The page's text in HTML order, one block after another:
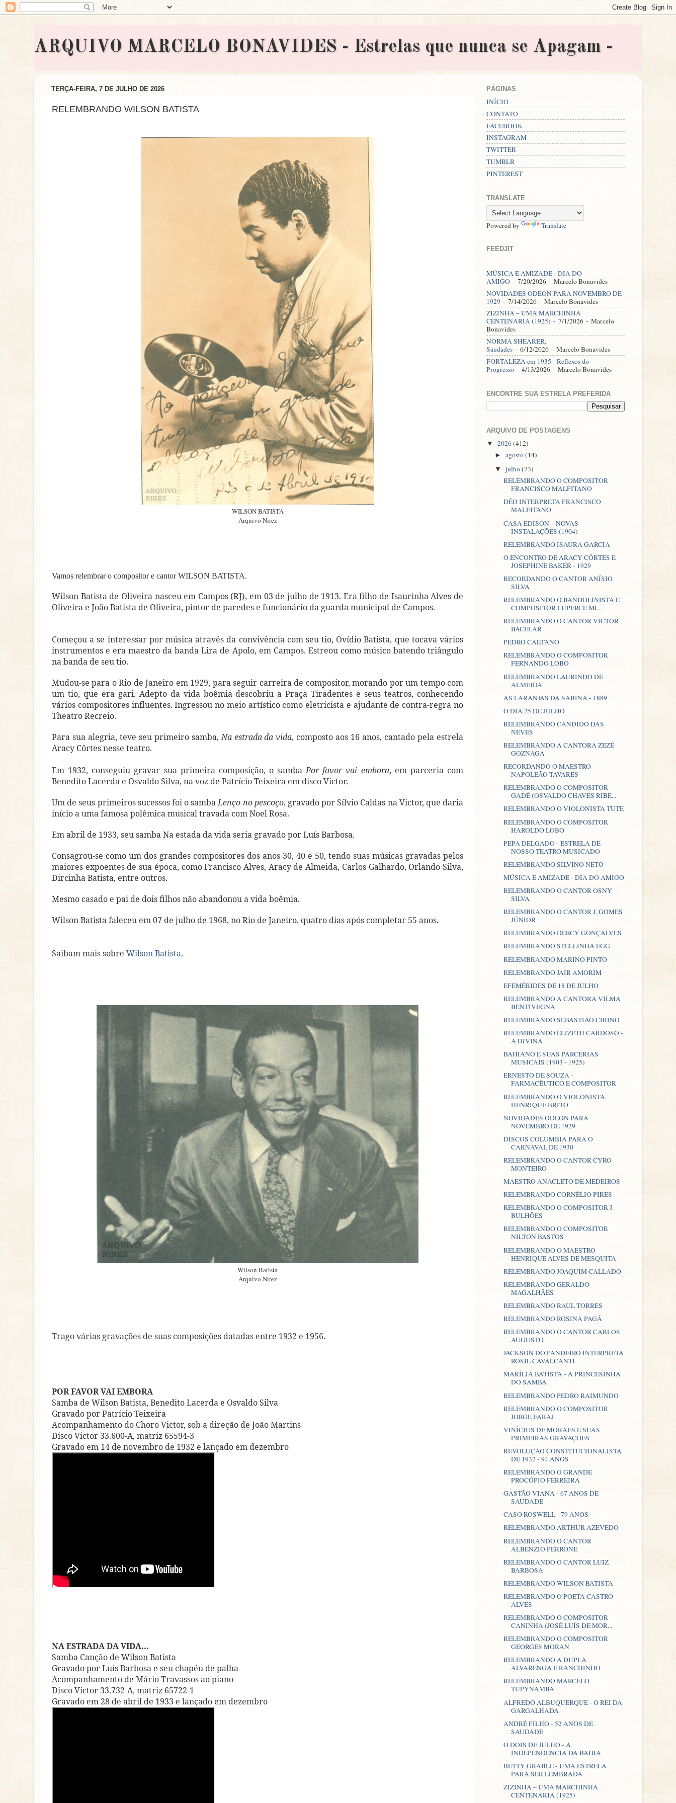
ARQUIVO MARCELO BONAVIDES - Estrelas que nunca se Apagam -
TERÇA-FEIRA, 7 DE JULHO DE 2026
RELEMBRANDO WILSON BATISTA
WILSON BATISTA
Arquivo Nirez
Vamos relembrar o compositor e cantor WILSON BATISTA.
Wilson Batista de Oliveira nasceu em Campos (RJ), em 03 de julho de 1913. Era filho de Isaurinha Alves de
Oliveira e João Batista de Oliveira, pintor de paredes e funcionário da guarda municipal de Campos.
Começou a se interessar por música através da convivência com seu tio, Ovídio Batista, que tocava vários
instrumentos e era maestro da banda Lira de Apolo, em Campos. Estreou como músico batendo triângulo
na banda de seu tio.
Mudou-se para o Rio de Janeiro em 1929, para seguir carreira de compositor, morando por um tempo com
um tio, que era gari. Adepto da vida boêmia descobriu a Praça Tiradentes e seus teatros, conhecendo
vários compositores influentes. Ingressou no meio artístico como eletricista e ajudante de contra-regra no
Theatro Recreio.
Para sua alegria, teve seu primeiro samba,Na estrada da vida, composto aos 16 anos, cantado pela estrela
Aracy Côrtes nesse teatro.
Em 1932, conseguiu gravar sua primeira composição, o sambaPor favor vai embora, em parceria com
Benedito Lacerda e Osvaldo Silva, na voz de Patrício Teixeira em disco Victor.
Um de seus primeiros sucessos foi o sambaLenço no pescoço, gravado por Sílvio Caldas na Victor, que daria
início a uma famosa polêmica musical travada com Noel Rosa.
Em abril de 1933, seu samba Na estada da vida seria gravado por Luís Barbosa.
Consagrou-se como um dos grandes compositores dos anos 30, 40 e 50, tendo suas músicas gravadas pelos
maiores expoentes de sua época, como Francisco Alves, Aracy de Almeida, Carlos Galhardo, Orlando Silva,
Dircinha Batista, entre outros.
Mesmo casado e pai de dois filhos não abandonou a vida boêmia.
Wilson Batista faleceu em 07 de julho de 1968, no Rio de Janeiro, quatro dias após completar 55 anos.
Saibam mais sobre Wilson Batista.
Wilson Batista
Arquivo Nirez
Trago várias gravações de suas composições datadas entre 1932 e 1956.
POR FAVOR VAI EMBORA
Samba de Wilson Batista, Benedito Lacerda e Osvaldo Silva
Gravado por Patrício Teixeira
Acompanhamento do Choro Victor, sob a direção de João Martins
Disco Victor 33.600-A, matriz 65594-3
Gravado em 14 de novembro de 1932 e lançado em dezembro
NA ESTRADA DA VIDA...
Samba Canção de Wilson Batista
Gravado por Luís Barbosa e seu chapéu de palha
Acompanhamento de Mário Travassos ao piano
Disco Victor 33.732-A, matriz 65722-1
Gravado em 28 de abril de 1933 e lançado em dezembro
PÁGINAS
INÍCIO
CONTATO
FACEBOOK
INSTAGRAM
TWITTER
TUMBLR
PINTEREST
TRANSLATE
Powered by Translate
FEEDJIT
MÚSICA E AMIZADE - DIA DO
AMIGO - 7/20/2026 - Marcelo Bonavides
NOVIDADES ODEON PARA NOVEMBRO DE
1929 - 7/14/2026 - Marcelo Bonavides
ZIZINHA – UMA MARCHINHA
CENTENÁRIA (1925) - 7/1/2026 - Marcelo
Bonavides
NORMA SHEARER,
Saudades - 6/12/2026 - Marcelo Bonavides
FORTALEZA em 1935 - Reflexos do
Progresso - 4/13/2026 - Marcelo Bonavides
ENCONTRE SUA ESTRELA PREFERIDA
ARQUIVO DE POSTAGENS
▼ 2026(412)
►agosto(14)
▼julho(73)
RELEMBRANDO O COMPOSITOR
FRANCISCO MALFITANO
DÉO INTERPRETA FRANCISCO
MALFITANO
CASA EDISON – NOVAS
INSTALAÇÕES (1904)
RELEMBRANDO ISAURA GARCIA
O ENCONTRO DE ARACY CÔRTES E
JOSEPHINE BAKER - 1929
RECORDANDO O CANTOR ANÍSIO
SILVA
RELEMBRANDO O BANDOLINISTA E
COMPOSITOR LUPERCE MI...
RELEMBRANDO O CANTOR VICTOR
BACELAR
PEDRO CAETANO
RELEMBRANDO O COMPOSITOR
FERNANDO LOBO
RELEMBRANDO LAURINDO DE
ALMEIDA
AS LARANJAS DA SABINA - 1889
O DIA 25 DE JULHO
RELEMBRANDO CÂNDIDO DAS
NEVES
RELEMBRANDO A CANTORA ZEZÉ
GOZNAGA
RECORDANDO O MAESTRO
NAPOLEÃO TAVARES
RELEMBRANDO O COMPOSITOR
GADÉ (OSVALDO CHAVES RIBE...
RELEMBRANDO O VIOLONISTA TUTE
RELEMBRANDO O COMPOSITOR
HAROLDO LOBO
PEPA DELGADO - ESTRELA DE
NOSSO TEATRO MUSICADO
RELEMBRANDO SILVINO NETO
MÚSICA E AMIZADE - DIA DO AMIGO
RELEMBRANDO O CANTOR OSNY
SILVA
RELEMBRANDO O CANTOR J. GOMES
JÚNIOR
RELEMBRANDO DERCY GONÇALVES
RELEMBRANDO STELLINHA EGG
RELEMBRANDO MARINO PINTO
RELEMBRANDO JAIR AMORIM
EFEMÉRIDES DE 18 DE JULHO
RELEMBRANDO A CANTORA VILMA
BENTIVEGNA
RELEMBRANDO SEBASTIÃO CIRINO
RELEMBRANDO ELIZETH CARDOSO -
A DIVINA
BAHIANO E SUAS PARCERIAS
MUSICAIS (1903 - 1925)
ERNESTO DE SOUZA -
FARMACÊUTICO E COMPOSITOR
RELEMBRANDO O VIOLONISTA
HENRIQUE BRITO
NOVIDADES ODEON PARA
NOVEMBRO DE 1929
DISCOS COLUMBIA PARA O
CARNAVAL DE 1930
RELEMBRANDO O CANTOR CYRO
MONTEIRO
MAESTRO ANACLETO DE MEDEIROS
RELEMBRANDO CORNÉLIO PIRES
RELEMBRANDO O COMPOSITOR J.
BULHÕES
RELEMBRANDO O COMPOSITOR
NILTON BASTOS
RELEMBRANDO O MAESTRO
HENRIQUE ALVES DE MESQUITA
RELEMBRANDO JOAQUIM CALLADO
RELEMBRANDO GERALDO
MAGALHÃES
RELEMBRANDO RAUL TORRES
RELEMBRANDO ROSINA PAGÃ
RELEMBRANDO O CANTOR CARLOS
AUGUSTO
JACKSON DO PANDEIRO INTERPRETA
ROSIL CAVALCANTI
MARÍLIA BATISTA - A PRINCESINHA
DO SAMBA
RELEMBRANDO PEDRO RAIMUNDO
RELEMBRANDO O COMPOSITOR
JORGE FARAJ
VINÍCIUS DE MORAES E SUAS
PRIMEIRAS GRAVAÇÕES
REVOLUÇÃO CONSTITUCIONALISTA
DE 1932 - 94 ANOS
RELEMBRANDO O GRANDE
PROCÓPIO FERREIRA
GASTÃO VIANA - 67 ANOS DE
SAUDADE
CASO ROSWELL - 79 ANOS
RELEMBRANDO ARTHUR AZEVEDO
RELEMBRANDO O CANTOR
ALBÊNZIO PERRONE
RELEMBRANDO O CANTOR LUIZ
BARBOSA
RELEMBRANDO WILSON BATISTA
RELEMBRANDO O POETA CASTRO
ALVES
RELEMBRANDO O COMPOSITOR
CANINHA (JOSÉ LUÍS DE MOR...
RELEMBRANDO O COMPOSITOR
GEORGES MORAN
RELEMBRANDO A DUPLA
ALVARENGA E RANCHINHO
RELEMBRANDO MARCELO
TUPYNAMBÁ
ALFREDO ALBUQUERQUE - O REI DA
GARGALHADA
ANDRÉ FILHO - 52 ANOS DE
SAUDADE
O DOIS DE JULHO - A
INDEPENDÊNCIA DA BAHIA
BETTY GRABLE - UMA ESTRELA
PARA SER LEMBRADA
ZIZINHA – UMA MARCHINHA
CENTENÁRIA (1925)